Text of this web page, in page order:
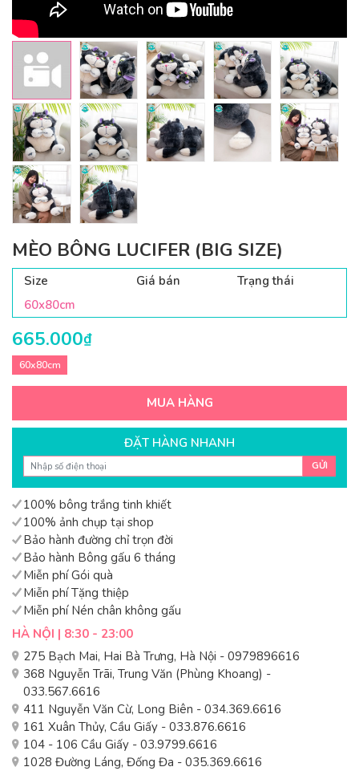
MÈO BÔNG LUCIFER (BIG SIZE)
Size Giá bán
Trạng thái
60x80cm
665.000₫
60x80cm
MUA HÀNG
ĐẶT HÀNG NHANH
GỬI
100% bông trắng tinh khiết
100% ảnh chụp tại shop
Bảo hành đường chỉ trọn đời
Bảo hành Bông gấu 6 tháng
Miễn phí Gói quà
Miễn phí Tặng thiệp
Miễn phí Nén chân không gấu
HÀ NỘI | 8:30 - 23:00
275 Bạch Mai, Hai Bà Trưng, Hà Nội - 0979896616
368 Nguyễn Trãi, Trung Văn (Phùng Khoang) -
033.567.6616
411 Nguyễn Văn Cừ, Long Biên - 034.369.6616
161 Xuân Thủy, Cầu Giấy - 033.876.6616
104 - 106 Cầu Giấy - 03.9799.6616
1028 Đường Láng, Đống Đa - 035.369.6616